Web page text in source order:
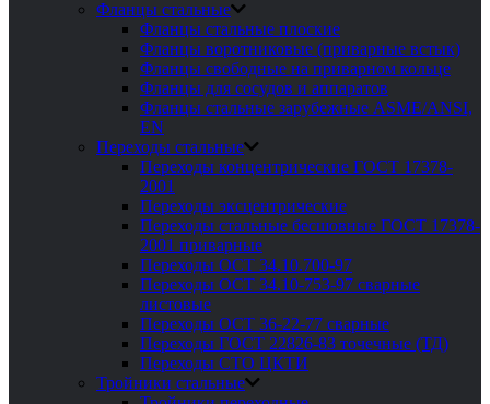
Фланцы стальные
Фланцы стальные плоские
Фланцы воротниковые (приварные встык)
Фланцы свободные на приварном кольце
Фланцы для сосудов и аппаратов
Фланцы стальные зарубежные ASME/ANSI,
EN
Переходы стальные
Переходы концентрические ГОСТ 17378-
2001
Переходы эксцентрические
Переходы стальные бесшовные ГОСТ 17378-
2001 приварные
Переходы ОСТ 34.10.700-97
Переходы ОСТ 34.10-753-97 сварные
листовые
Переходы ОСТ 36-22-77 сварные
Переходы ГОСТ 22826-83 точечные (ТД)
Переходы СТО ЦКТИ
Тройники стальные